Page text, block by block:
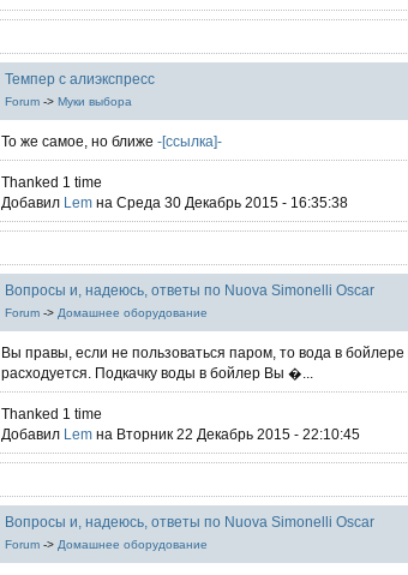
Темпер с алиэкспресс
Forum -> Муки выбора
То же самое, но ближе -[ссылка]-
Thanked 1 time
Добавил Lem на Среда 30 Декабрь 2015 - 16:35:38
Вопросы и, надеюсь, ответы по Nuova Simonelli Oscar
Forum -> Домашнее оборудование
Вы правы, если не пользоваться паром, то вода в бойлере
расходуется. Подкачку воды в бойлер Вы �...
Thanked 1 time
Добавил Lem на Вторник 22 Декабрь 2015 - 22:10:45
Вопросы и, надеюсь, ответы по Nuova Simonelli Oscar
Forum -> Домашнее оборудование